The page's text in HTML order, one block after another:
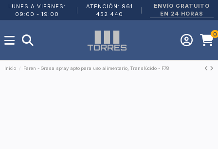
LUNES A VIERNES:
09:00 - 19:00
ATENCIÓN: 961
452 440
ENVÍO GRATUITO
EN 24 HORAS
0
Inicio Faren - Grasa spray apto para uso alimentario, Translúcido - F78